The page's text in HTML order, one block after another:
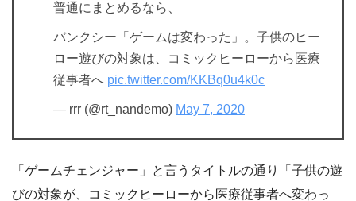
普通にまとめるなら、
バンクシー「ゲームは変わった」。子供のヒー
ロー遊びの対象は、コミックヒーローから医療
従事者へ pic.twitter.com/KKBq0u4k0c
— rrr (@rt_nandemo) May 7, 2020
「ゲームチェンジャー」と言うタイトルの通り「子供の遊
びの対象が、コミックヒーローから医療従事者へ変わっ